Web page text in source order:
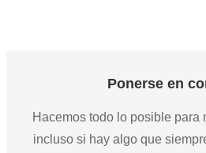
Ponerse en
Hacemos todo lo posible para
incluso si hay algo que